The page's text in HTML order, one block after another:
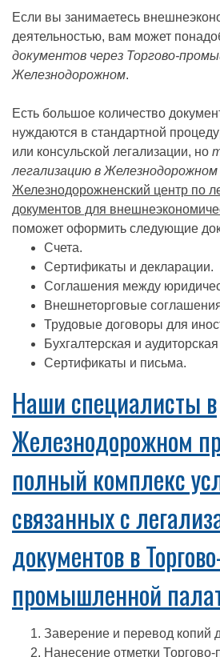
Если вы занимаетесь
деятельностью, вам может
документов через Торгово-
Железнодорожном.
Есть большое количество
нуждаются в стандартной
или консульской легализации, но
легализацию в
Железнодорожненский центр по
документов для
поможет оформить следующие
Счета.
Сертификаты и декларации.
Соглашения между
Внешнеторговые
Трудовые договоры для
Бухгалтерская и аудиторская
Сертификаты и письма.
Наши специалисты в
Железнодорожном
полный комплекс
связанных с
документов в
промышленной
Заверение и перевод копий
Нанесение отметки